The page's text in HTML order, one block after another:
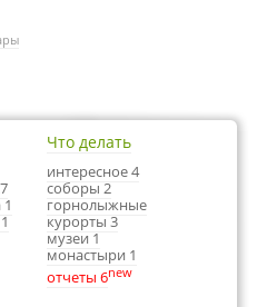
Что делать
интересное 4
соборы 2
горнолыжные
курорты 3
музеи 1
монастыри 1
отчеты 6new